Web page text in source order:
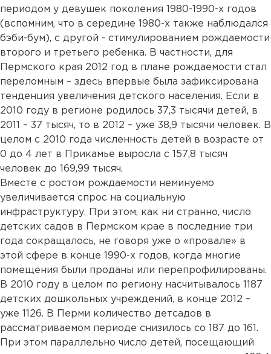
периодом у девушек поколения 1980-1990-х годов
(вспомним, что в середине 1980-х также наблюдался
бэби-бум), с другой - стимулированием рождаемости
второго и третьего ребенка. В частности, для
Пермского края 2012 год в плане рождаемости стал
переломным – здесь впервые была зафиксирована
тенденция увеличения детского населения. Если в
2010 году в регионе родилось 37,3 тысячи детей, в
2011 – 37 тысяч, то в 2012 – уже 38,9 тысячи человек. В
целом с 2010 года численность детей в возрасте от
0 до 4 лет в Прикамье выросла с 157,8 тысяч
человек до 169,99 тысяч.
Вместе с ростом рождаемости неминуемо
увеличивается спрос на социальную
инфраструктуру. При этом, как ни странно, число
детских садов в Пермском крае в последние три
года сокращалось, не говоря уже о «провале» в
этой сфере в конце 1990-х годов, когда многие
помещения были проданы или перепрофилированы.
В 2010 году в целом по региону насчитывалось 1187
детских дошкольных учреждений, в конце 2012 –
уже 1126. В Перми количество детсадов в
рассматриваемом периоде снизилось со 187 до 161.
При этом параллельно число детей, посещающий